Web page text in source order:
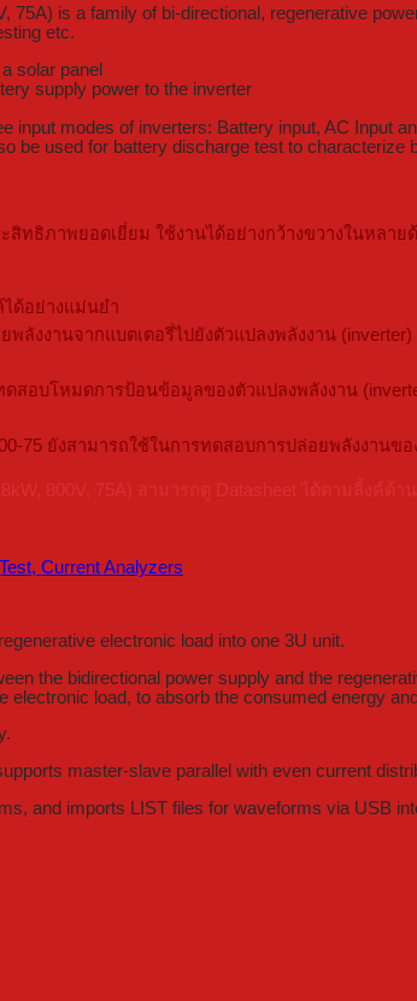
75A) is a family of bi-directional, regenerative
etc.
solar panel
supply power to the inverter
input modes of inverters: Battery input, AC Input
be used for battery discharge test to characterize
ทธิภาพยอดเยี่ยม ใช้งานได้อย่างกว้างขวางในหลา
ได้อย่างแม่นยำ
พลังงานจากแบตเตอรี่ไปยังตัวแปลงพลังงาน (inverter)
ดสอบโหมดการป้อนข้อมูลของตัวแปลงพลังงาน
75 ยังสามารถใช้ในการทดสอบการปล่อยพลังงานข
Current Analyzers
electronic load into one 3U unit.
the bidirectional power supply and the
load, to absorb the consumed energy
master-slave parallel with even current
and imports LIST files for waveforms via USB